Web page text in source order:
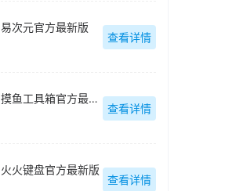
易次元官方最新版
查看详情
摸鱼工具箱官方最新版
查看详情
火火键盘官方最新版
查看详情